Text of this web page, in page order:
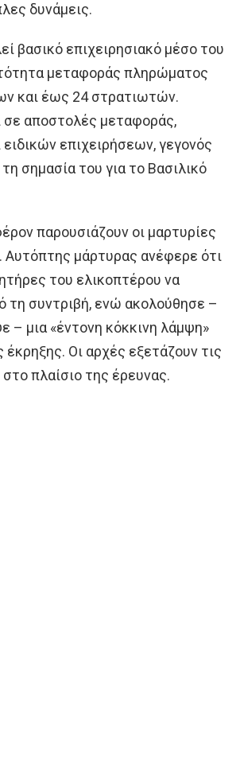
δυνάμεις.
βασικό επιχειρησιακό μέσο του
μεταφοράς πληρώματος
και έως 24 στρατιωτών.
σε αποστολές μεταφοράς,
επιχειρήσεων, γεγονός
σημασία του για το Βασιλικό
παρουσιάζουν οι μαρτυρίες
Αυτόπτης μάρτυρας ανέφερε ότι
του ελικοπτέρου να
τη συντριβή, ενώ ακολούθησε –
– μια «έντονη κόκκινη λάμψη»
έκρηξης. Οι αρχές εξετάζουν τις
πλαίσιο της έρευνας.